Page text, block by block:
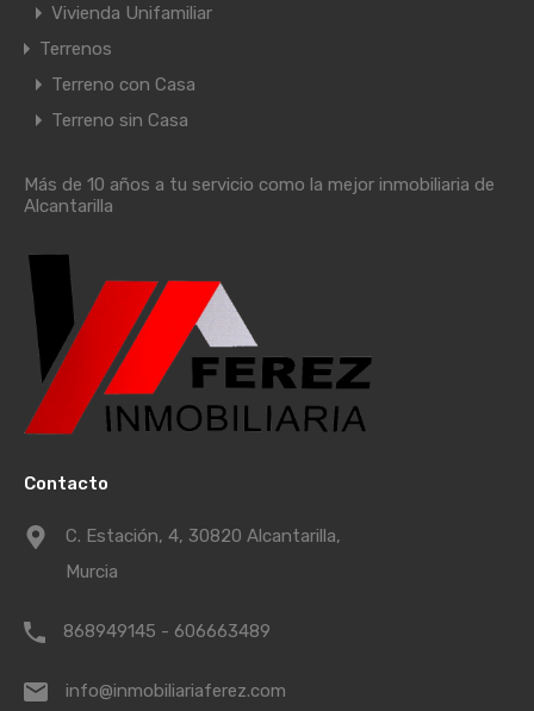
Vivienda Unifamiliar
Terrenos
Terreno con Casa
Terreno sin Casa
Más de 10 años a tu servicio como la mejor inmobiliaria de
Alcantarilla
Contacto
C. Estación, 4, 30820 Alcantarilla,
Murcia
868949145 - 606663489
info@inmobiliariaferez.com